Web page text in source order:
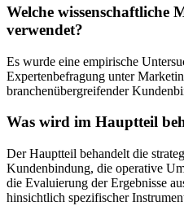
Welche wissenschaftliche
verwendet?
Es wurde eine empirische
Expertenbefragung unter
branchenübergreifender
Was wird im Hauptteil
Der Hauptteil behandelt die
Kundenbindung, die operative
die Evaluierung der Ergebnisse
hinsichtlich spezifischer